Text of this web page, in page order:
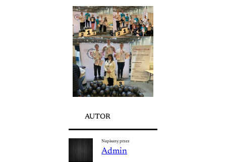
AUTOR
Napisany przez
Admin